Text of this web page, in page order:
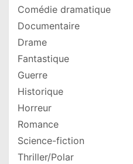
Comédie dramatique
Documentaire
Drame
Fantastique
Guerre
Historique
Horreur
Romance
Science-fiction
Thriller/Polar